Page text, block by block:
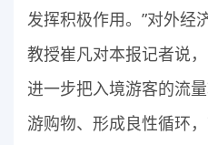
发挥积极作用。”对外经
教授崔凡对本报记者说
进一步把入境游客的流
游购物、形成良性循环